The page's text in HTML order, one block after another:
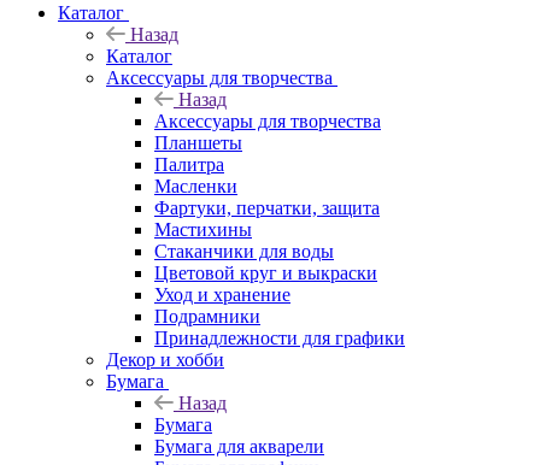
Каталог
Назад
Каталог
Аксессуары для творчества
Назад
Аксессуары для творчества
Планшеты
Палитра
Масленки
Фартуки, перчатки, защита
Мастихины
Стаканчики для воды
Цветовой круг и выкраски
Уход и хранение
Подрамники
Принадлежности для графики
Декор и хобби
Бумага
Назад
Бумага
Бумага для акварели